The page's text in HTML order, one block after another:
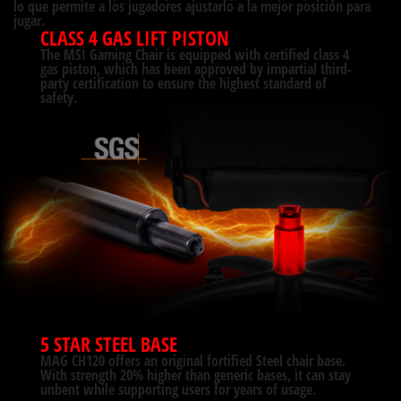
lo que permite a los jugadores ajustarlo a la mejor posición para
jugar.
CLASS 4 GAS LIFT PISTON
The MSI Gaming Chair is equipped with certified class 4
gas piston, which has been approved by impartial third-
party certification to ensure the highest standard of
safety.
5 STAR STEEL BASE
MAG CH120 offers an original fortified Steel chair base.
With strength 20% higher than generic bases, it can stay
unbent while supporting users for years of usage.